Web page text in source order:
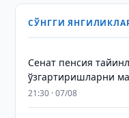
СЎНГГИ
Сенат пенсия
ўзгартиришларни
21:30 · 07/08